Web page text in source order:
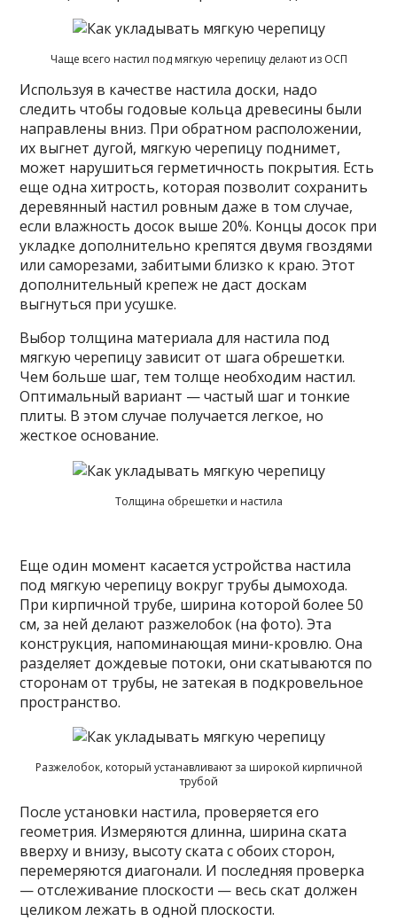
Чаще всего настил под мягкую черепицу делают из ОСП
Используя в качестве настила доски, надо
следить чтобы годовые кольца древесины были
направлены вниз. При обратном расположении,
их выгнет дугой, мягкую черепицу поднимет,
может нарушиться герметичность покрытия. Есть
еще одна хитрость, которая позволит сохранить
деревянный настил ровным даже в том случае,
если влажность досок выше 20%. Концы досок при
укладке дополнительно крепятся двумя гвоздями
или саморезами, забитыми близко к краю. Этот
дополнительный крепеж не даст доскам
выгнуться при усушке.
Выбор толщина материала для настила под
мягкую черепицу зависит от шага обрешетки.
Чем больше шаг, тем толще необходим настил.
Оптимальный вариант — частый шаг и тонкие
плиты. В этом случае получается легкое, но
жесткое основание.
Толщина обрешетки и настила
Еще один момент касается устройства настила
под мягкую черепицу вокруг трубы дымохода.
При кирпичной трубе, ширина которой более 50
см, за ней делают разжелобок (на фото). Эта
конструкция, напоминающая мини-кровлю. Она
разделяет дождевые потоки, они скатываются по
сторонам от трубы, не затекая в подкровельное
пространство.
Разжелобок, который устанавливают за широкой кирпичной
трубой
После установки настила, проверяется его
геометрия. Измеряются длинна, ширина ската
вверху и внизу, высоту ската с обоих сторон,
перемеряются диагонали. И последняя проверка
— отслеживание плоскости — весь скат должен
целиком лежать в одной плоскости.